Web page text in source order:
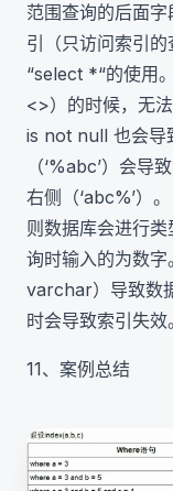
范围查询的后面
引（只访问索引
“select *“的使用
<>）的时候，无
is not null 也会导
（‘%abc’）会
右侧（‘abc%’）
则数据库会进行
询时输入的为数
varchar）导致数
时会导致索引失效。
11、案例总结